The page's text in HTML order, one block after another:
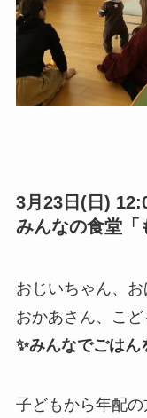
3月23日(日)
みんなの食堂「
おじいちゃん、お
おかあさん、こど
✨みんなでごはん
子どもから年配